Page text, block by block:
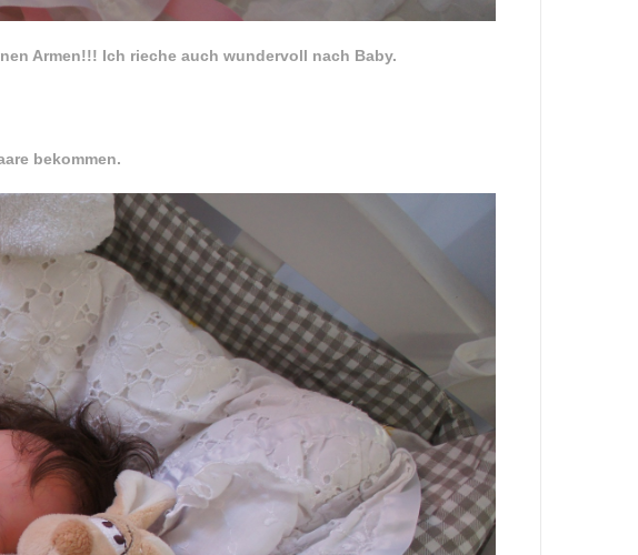
Armen!!! Ich rieche auch wundervoll nach Baby.
bekommen.